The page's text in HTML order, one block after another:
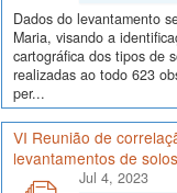
Dados do levantamento
Maria, visando a
cartográfica dos tipos de
realizadas ao todo 623
per...
VI Reunião de
levantamentos de
Jul 4, 2023